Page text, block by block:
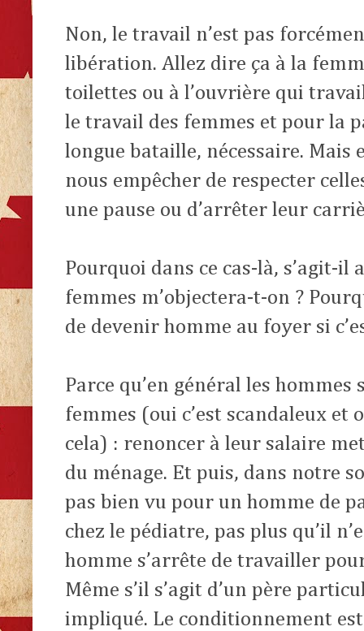
Non, le travail n’est pas
libération. Allez dire ça à la
toilettes ou à l’ouvrière qui
le travail des femmes et pour la
longue bataille, nécessaire. Mais
nous empêcher de respecter
une pause ou d’arrêter leur
Pourquoi dans ce cas-là, s’agit-
femmes m’objectera-t-on ?
de devenir homme au foyer si
Parce qu’en général les hommes
femmes (oui c’est scandaleux
cela) : renoncer à leur salaire
du ménage. Et puis, dans notre
pas bien vu pour un homme de
chez le pédiatre, pas plus qu’il
homme s’arrête de travailler
Même s’il s’agit d’un père
impliqué. Le conditionnement